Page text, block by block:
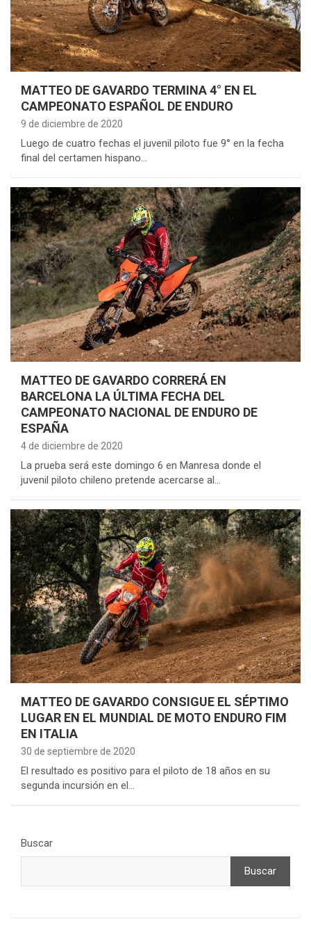
MATTEO DE GAVARDO TERMINA 4° EN EL
CAMPEONATO ESPAÑOL DE ENDURO
9 de diciembre de 2020
Luego de cuatro fechas el juvenil piloto fue 9° en la fecha
final del certamen hispano…
MATTEO DE GAVARDO CORRERÁ EN
BARCELONA LA ÚLTIMA FECHA DEL
CAMPEONATO NACIONAL DE ENDURO DE
ESPAÑA
4 de diciembre de 2020
La prueba será este domingo 6 en Manresa donde el
juvenil piloto chileno pretende acercarse al…
MATTEO DE GAVARDO CONSIGUE EL SÉPTIMO
LUGAR EN EL MUNDIAL DE MOTO ENDURO FIM
EN ITALIA
30 de septiembre de 2020
El resultado es positivo para el piloto de 18 años en su
segunda incursión en el…
Buscar
Buscar